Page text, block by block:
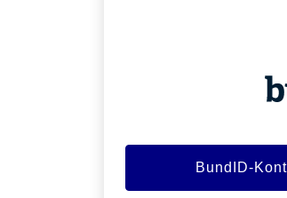
BundID-